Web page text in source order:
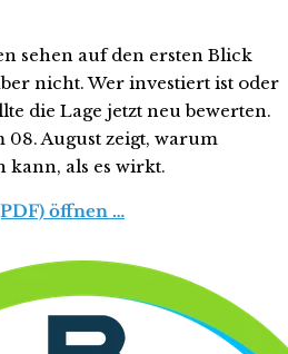
sehen auf den ersten Blick
nicht. Wer investiert ist oder
die Lage jetzt neu bewerten.
08. August zeigt, warum
kann, als es wirkt.
öffnen …